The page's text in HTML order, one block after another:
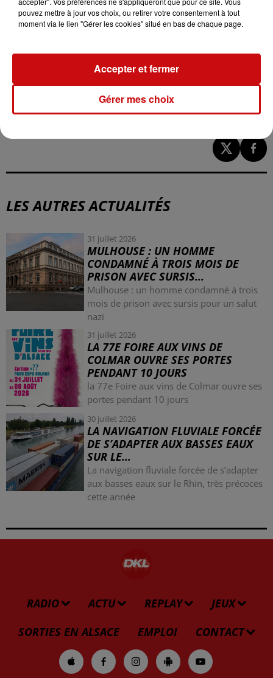
3 fete des jonquilles
3 fete des jonquilles
LES AUTRES ACTUALITÉS
31 juillet 2026
MULHOUSE : UN HOMME
CONDAMNÉ À TROIS MOIS DE
PRISON AVEC SURSIS...
Mulhouse : un homme condamné à trois
mois de prison avec sursis pour un salut
nazi
31 juillet 2026
LA 77E FOIRE AUX VINS DE
COLMAR OUVRE SES PORTES
PENDANT 10 JOURS
la 77e Foire aux vins de Colmar ouvre ses
portes pendant 10 jours
30 juillet 2026
LA NAVIGATION FLUVIALE FORCÉE
DE S’ADAPTER AUX BASSES EAUX
SUR LE...
La navigation fluviale forcée de s’adapter
aux basses eaux sur le Rhin, très précoces
cette année
RADIO ACTU REPLAY
JEUX
SORTIES EN ALSACE
EMPLOI CONTACT
pouvez mettre à jour vos choix, ou retirer votre consentement à tout
moment via le lien "Gérer les cookies" situé en bas de chaque page.
Gérer mes choix
Accepter et fermer